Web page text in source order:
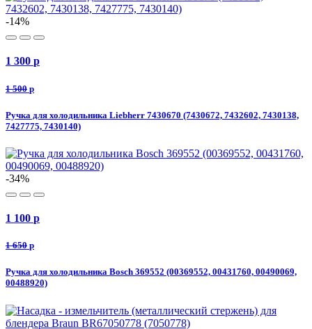
-14%
1 300 p
1 500 p
Ручка для холодильника Liebherr 7430670 (7430672, 7432602, 7430138,
7427775, 7430140)
-34%
1 100 p
1 650 p
Ручка для холодильника Bosch 369552 (00369552, 00431760, 00490069,
00488920)